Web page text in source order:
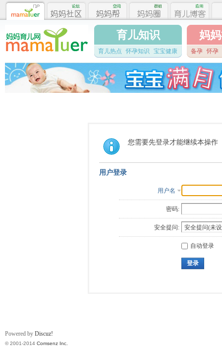
育儿知识
育儿热点 怀孕知识 宝宝健康
妈
备孕 怀孕
您需要先登录才能继续本操作
用户登录
用户名
密码:
安全提问:
自动登录
登录
Powered by Discuz!
© 2001-2014 Comsenz Inc.